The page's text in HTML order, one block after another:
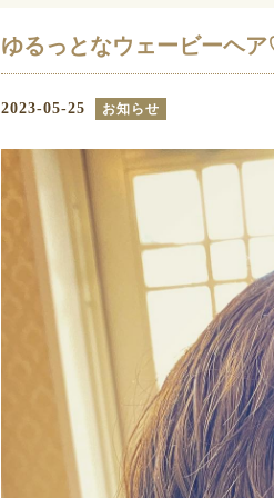
ゆるっとなウェービーヘ
2023-05-25 お知らせ